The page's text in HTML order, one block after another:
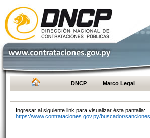
DNCP Marco Legal
Ingresar al siguiente link para visualizar ésta pantalla:
https://www.contrataciones.gov.py/buscador/